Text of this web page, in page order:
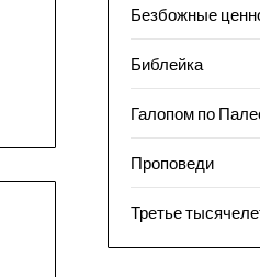
Безбожные
Библейка
Галопом по
Проповеди
Третье